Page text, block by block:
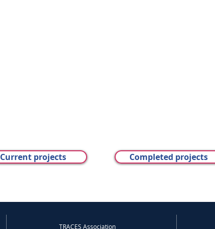
Current projects Completed projects
TRACES Association